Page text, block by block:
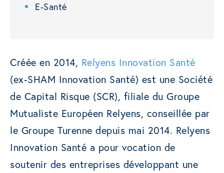
E-Santé
Créée en 2014, Relyens Innovation Santé
(ex-SHAM Innovation Santé) est une Société
de Capital Risque (SCR), filiale du Groupe
Mutualiste Européen Relyens, conseillée par
le Groupe Turenne depuis mai 2014. Relyens
Innovation Santé a pour vocation de
soutenir des entreprises développant une